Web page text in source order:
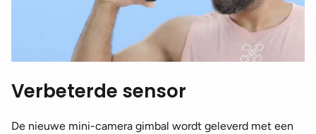
Verbeterde sensor
De nieuwe mini-camera gimbal wordt geleverd met een